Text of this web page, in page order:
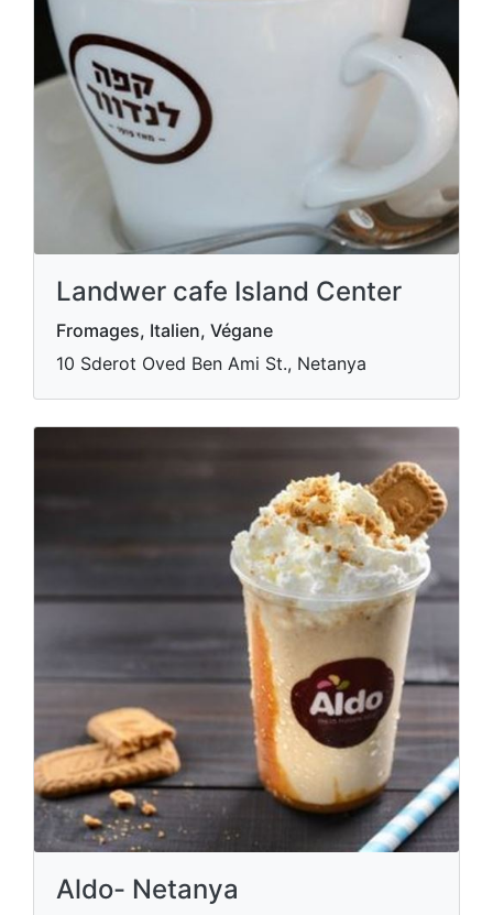
Landwer cafe Island Center
Fromages, Italien, Végane
10 Sderot Oved Ben Ami St., Netanya
Aldo- Netanya